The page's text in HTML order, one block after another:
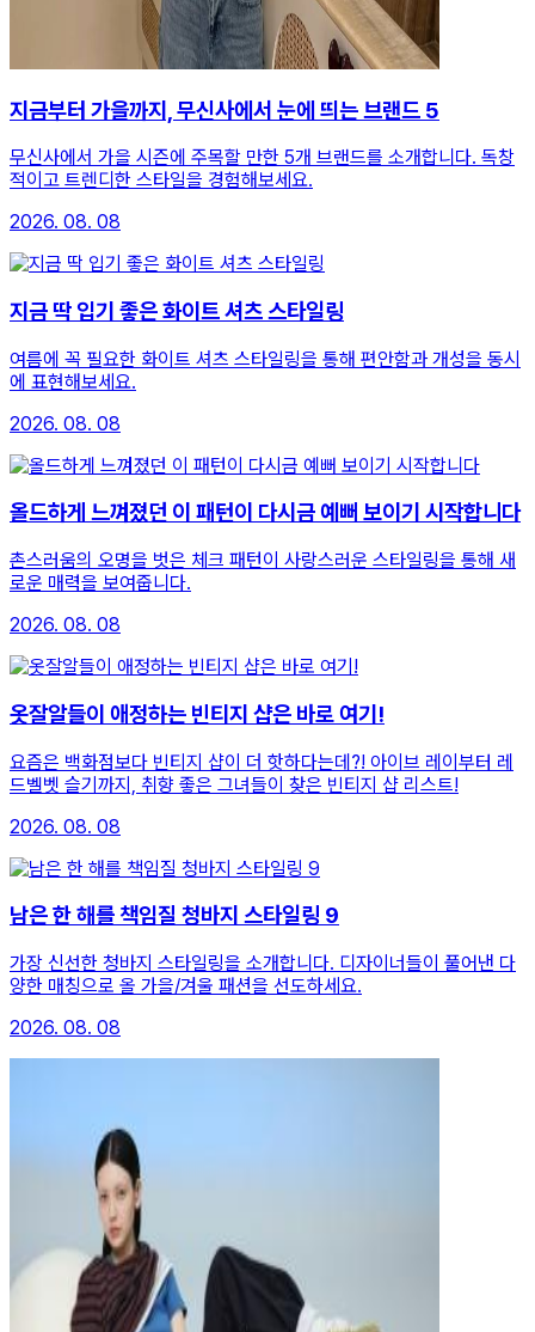
지금부터 가을까지, 무신사에서 눈에 띄는 브랜드 5
무신사에서 가을 시즌에 주목할 만한 5개 브랜드를 소개합니다. 독창
적이고 트렌디한 스타일을 경험해보세요.
2026. 08. 08
지금 딱 입기 좋은 화이트 셔츠 스타일링
여름에 꼭 필요한 화이트 셔츠 스타일링을 통해 편안함과 개성을 동시
에 표현해보세요.
2026. 08. 08
올드하게 느껴졌던 이 패턴이 다시금 예뻐 보이기 시작합니다
촌스러움의 오명을 벗은 체크 패턴이 사랑스러운 스타일링을 통해 새
로운 매력을 보여줍니다.
2026. 08. 08
옷잘알들이 애정하는 빈티지 샵은 바로 여기!
요즘은 백화점보다 빈티지 샵이 더 핫하다는데?! 아이브 레이부터 레
드벨벳 슬기까지, 취향 좋은 그녀들이 찾은 빈티지 샵 리스트!
2026. 08. 08
남은 한 해를 책임질 청바지 스타일링 9
가장 신선한 청바지 스타일링을 소개합니다. 디자이너들이 풀어낸 다
양한 매칭으로 올 가을/겨울 패션을 선도하세요.
2026. 08. 08